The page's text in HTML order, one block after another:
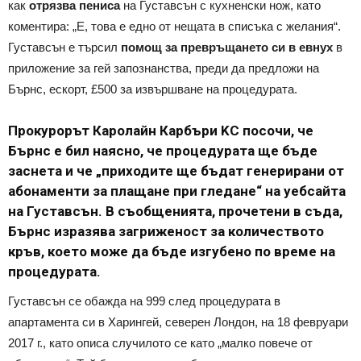
как отрязва пенисана Густавсън с кухненски нож, като
коментира: „Е, това е едно от нещата в списъка с желания“.
Густавсън е търсил помощ за превръщането си в евнух в
приложение за гей запознанства, преди да предложи на
Бърнс, ескорт, £500 за извършване на процедурата.
Прокурорът Каролайн Карбъри KC посочи, че
Бърнс е бил наясно, че процедурата ще бъде
заснета и че „приходите ще бъдат генерирани от
абонаменти за плащане при гледане“ на уебсайта
на Густавсън. В съобщенията, прочетени в съда,
Бърнс изразява загриженост за количеството
кръв, което може да бъде изгубено по време на
процедурата.
Густавсън се обажда на 999 след процедурата в
апартамента си в Харингей, северен Лондон, на 18 февруари
2017 г., като описа случилото се като „малко повече от